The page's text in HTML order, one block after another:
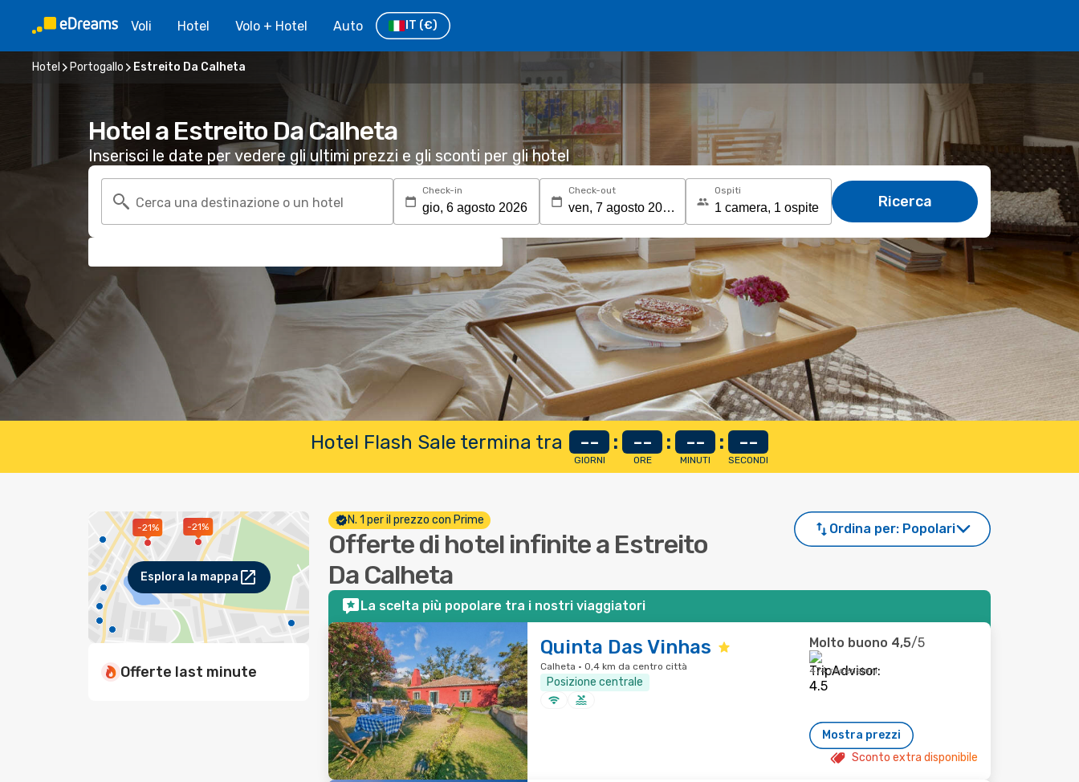
Voli Hotel Volo + Hotel Auto IT (€)
Hotel Portogallo Estreito Da Calheta
Hotel a Estreito Da Calheta
Inserisci le date per vedere gli ultimi prezzi e gli sconti per gli hotel
Cerca una destinazione o un hotel
Check-in Check-out Ospiti
Ricerca
Hotel Flash Sale termina tra --
GIORNI
: --
ORE
: --
MINUTI
: --
SECONDI
-21%
-21%
Esplora la mappa
Offerte last minute
N. 1 per il prezzo con Prime
Offerte di hotel infinite a Estreito
Da Calheta
Ordina per: Popolari
La scelta più popolare tra i nostri viaggiatori
Quinta Das Vinhas
Calheta · 0,4 km da centro città
Posizione centrale
Molto buono 4,5/5
474 recensioni
Mostra prezzi
Sconto extra disponibile